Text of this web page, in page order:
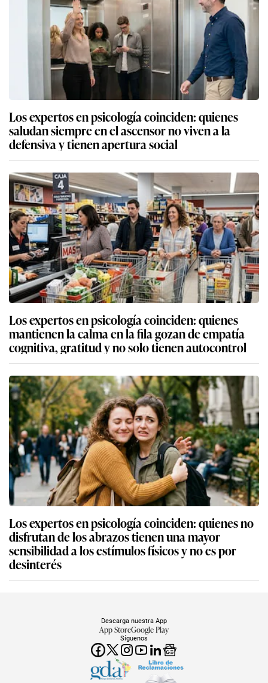
Los expertos en psicología coinciden: quienes
saludan siempre en el ascensor no viven a la
defensiva y tienen apertura social
Los expertos en psicología coinciden: quienes
mantienen la calma en la fila gozan de empatía
cognitiva, gratitud y no solo tienen autocontrol
Los expertos en psicología coinciden: quienes no
disfrutan de los abrazos tienen una mayor
sensibilidad a los estímulos físicos y no es por
desinterés
Síguenos
Descarga nuestra App
App StoreGoogle Play